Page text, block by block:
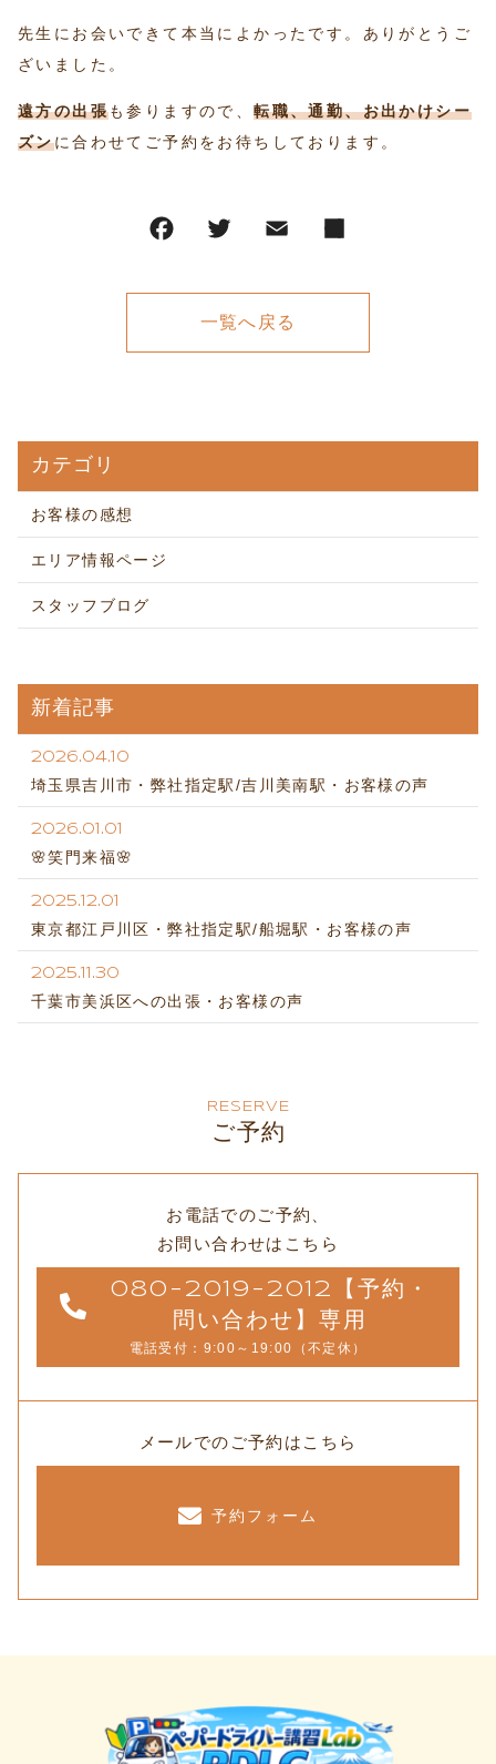
先生にお会いできて本当によかったです。ありがとうご
ざいました。
遠方の出張も参りますので、転職、通勤、お出かけシー
ズンに合わせてご予約をお待ちしております。
一覧へ戻る
カテゴリ
お客様の感想
エリア情報ページ
スタッフブログ
新着記事
2026.04.10
埼玉県吉川市・弊社指定駅/吉川美南駅・お客様の声
2026.01.01
🌸笑門来福🌸
2025.12.01
東京都江戸川区・弊社指定駅/船堀駅・お客様の声
2025.11.30
千葉市美浜区への出張・お客様の声
RESERVE
ご予約
お電話でのご予約、
お問い合わせはこちら
080-2019-2012【予約・
問い合わせ】専用
電話受付：9:00～19:00（不定休）
メールでのご予約はこちら
予約フォーム